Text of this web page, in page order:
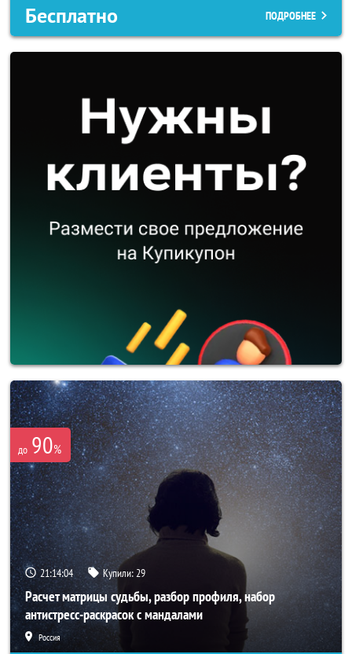
Бесплатно ПОДРОБНЕЕ
до 90%
21:14:02 Купили:29
Расчет матрицы судьбы, разбор профиля, набор
антистресс-раскрасок с мандалами
Россия